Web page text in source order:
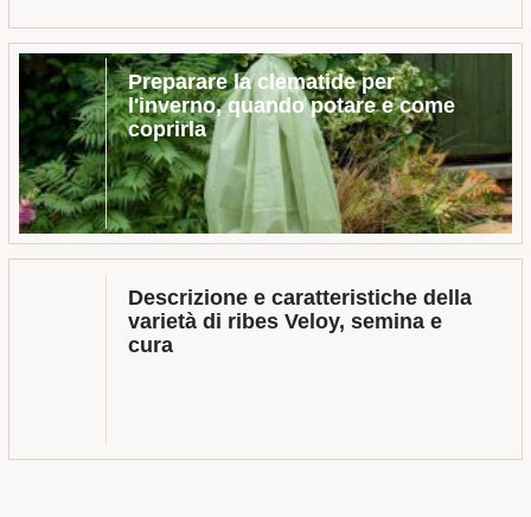
Preparare la clematide per
l'inverno, quando potare e come
coprirla
Descrizione e caratteristiche della
varietà di ribes Veloy, semina e
cura